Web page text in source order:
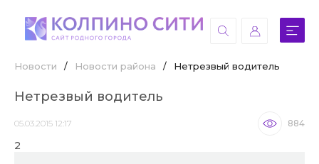
Новости / Новости района / Нетрезвый водитель
Нетрезвый водитель
05.03.2015 12:17 884
2